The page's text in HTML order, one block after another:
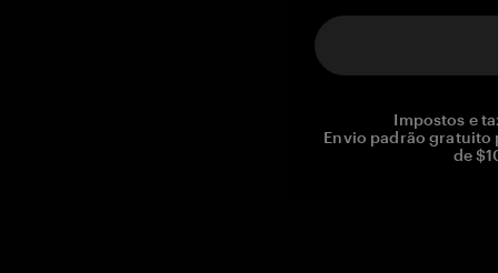
Impostos e
Envio padrão gratuito
de